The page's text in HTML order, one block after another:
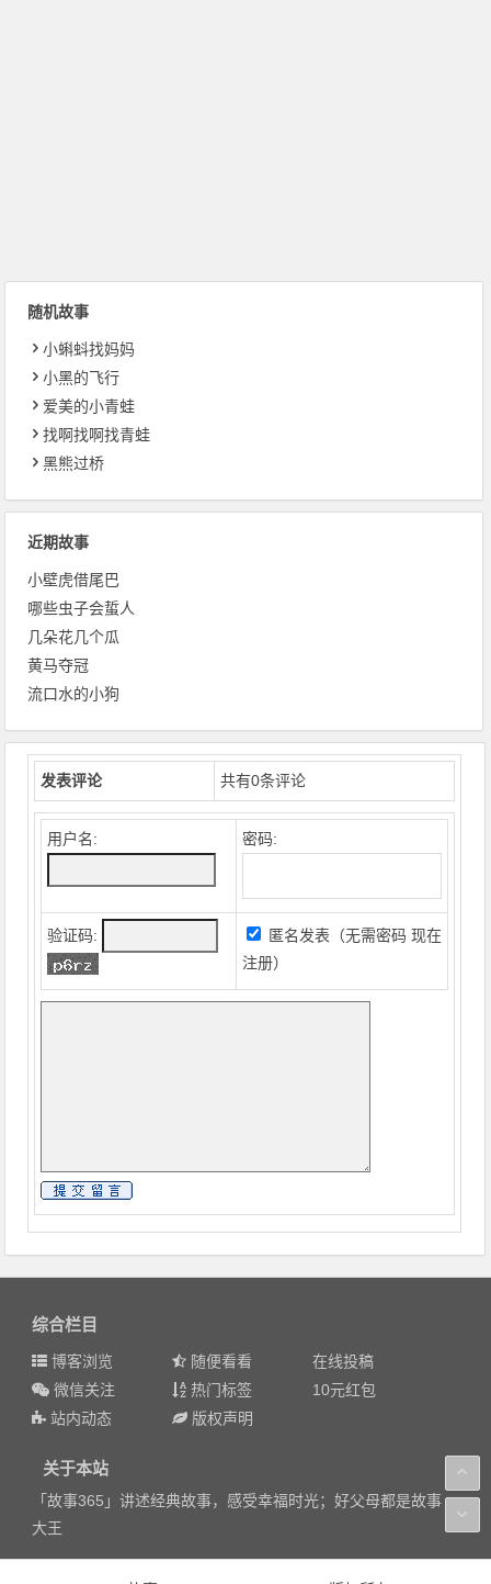
随机故事
小蝌蚪找妈妈
小黑的飞行
爱美的小青蛙
找啊找啊找青蛙
黑熊过桥
近期故事
小壁虎借尾巴
哪些虫子会蜇人
几朵花几个瓜
黄马夺冠
流口水的小狗
发表评论 共有0条评论
用户名: 密码:
验证码: 匿名发表（无需密码现在
注册）
综合栏目
博客浏览 随便看看
在线投稿
微信关注
热门标签
10元红包
站内动态
版权声明
关于本站
「故事365」讲述经典故事，感受幸福时光；好父母都是故事
大王